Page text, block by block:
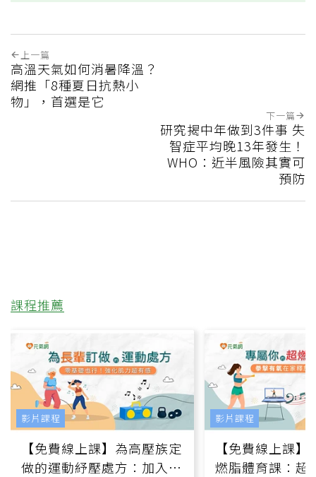
上一篇
高溫天氣如何消暑降溫？
網推「8種夏日抗熱小
物」，首選是它
下一篇
研究揭中年做到3件事 失
智症平均晚13年發生！
WHO：近半風險其實可
預防
課程推薦
【免費線上課】為高壓族定
做的運動紓壓處方：加入行
影片課程
【免費線上課
燃脂體育課：超
影片課程